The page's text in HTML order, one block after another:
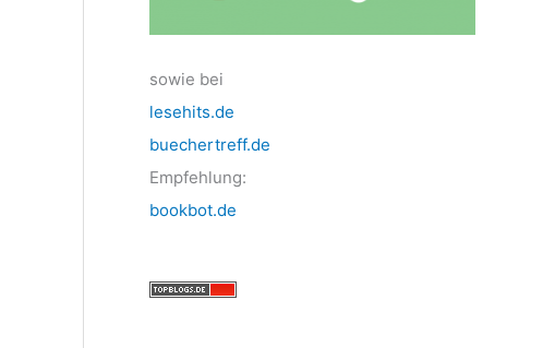
sowie bei
lesehits.de
buechertreff.de
Empfehlung:
bookbot.de